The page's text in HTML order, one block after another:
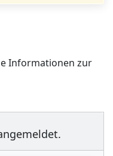
Informationen zur